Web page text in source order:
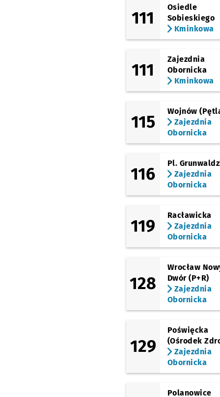
111
Osiedle
Sobieskiego
Kminkowa
111
Zajezdnia
Obornicka
Kminkowa
115
Wojnów
Zajezdnia
Obornicka
116
Pl.
Zajezdnia
Obornicka
119
Racławicka
Zajezdnia
Obornicka
128
Wrocław
Dwór (P+R)
Zajezdnia
Obornicka
129
Poświęcka
(Ośrodek
Zajezdnia
Obornicka
Polanowice